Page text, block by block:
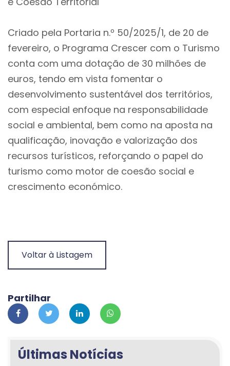
Criado pela Portaria n.º 50/2025/1, de 20 de
fevereiro, o Programa Crescer com o Turismo
conta com uma dotação de 30 milhões de
euros, tendo em vista fomentar o
desenvolvimento sustentável dos territórios,
com especial enfoque na responsabilidade
social e ambiental, bem como na aposta na
qualificação, inovação e valorização dos
recursos turísticos, reforçando o papel do
turismo como motor de coesão social e
crescimento económico.
Voltar à Listagem
Partilhar
Últimas Notícias